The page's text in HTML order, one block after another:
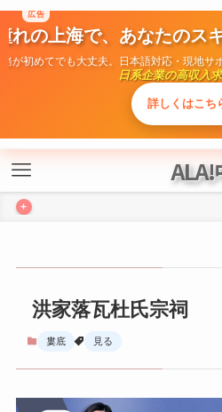
れの上海で、あなたのス
日系企業の高収入
詳しくはこちら
+
洪家落瓦杜氏宗祠
婁底 見る